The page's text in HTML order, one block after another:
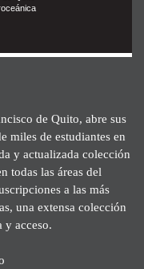
de Quito, abre sus
miles de estudiantes en
y actualizada colección
todas las áreas del
a las más
una extensa colección
y acceso.